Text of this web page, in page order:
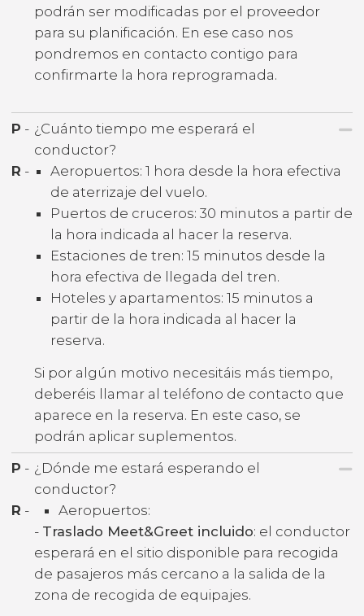
podrán ser modificadas por el proveedor
para su planificación. En ese caso nos
pondremos en contacto contigo para
confirmarte la hora reprogramada.
P - ¿Cuánto tiempo me esperará el
conductor?
R -
Aeropuertos: 1 hora desde la hora efectiva
de aterrizaje del vuelo.
Puertos de cruceros: 30 minutos a partir de
la hora indicada al hacer la reserva.
Estaciones de tren: 15 minutos desde la
hora efectiva de llegada del tren.
Hoteles y apartamentos: 15 minutos a
partir de la hora indicada al hacer la
reserva.
Si por algún motivo necesitáis más tiempo,
deberéis llamar al teléfono de contacto que
aparece en la reserva. En este caso, se
podrán aplicar suplementos.
P - ¿Dónde me estará esperando el
conductor?
R -
Aeropuertos:
- Traslado Meet&Greet incluido: el conductor
esperará en el sitio disponible para recogida
de pasajeros más cercano a la salida de la
zona de recogida de equipajes.